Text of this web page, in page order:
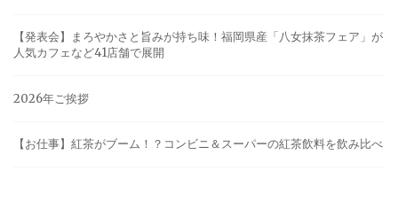
【発表会】まろやかさと旨みが持ち味！福岡県産「八女抹茶フェア」が
人気カフェなど41店舗で展開
2026年ご挨拶
【お仕事】紅茶がブーム！？コンビニ＆スーパーの紅茶飲料を飲み比べ